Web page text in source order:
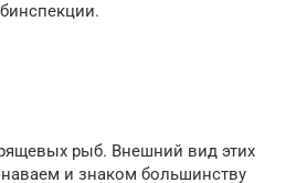
рыб. Внешний вид этих
и знаком большинству